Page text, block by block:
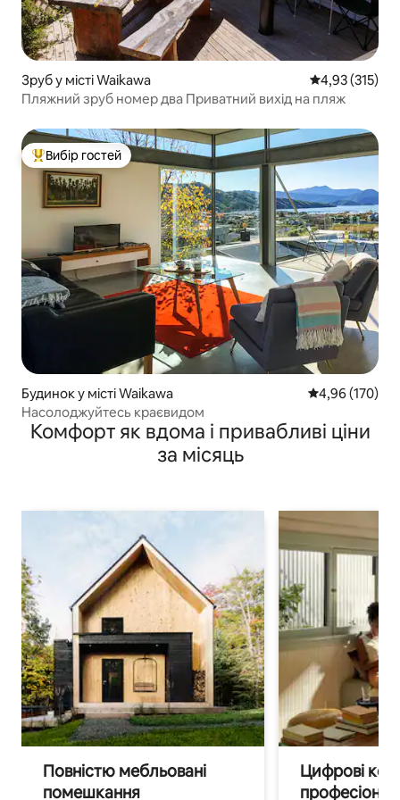
Зруб у місті Waikawa Середня
4,93 (315)
Пляжний зруб номер два Приватний вихід на пляж
Топ вибір гостей
Вибір гостей
Будинок у місті Waikawa Середня
4,96 (170)
Насолоджуйтесь краєвидом
Комфорт як вдома і привабливі ціни
за місяць
Повністю мебльовані
помешкання
Цифрові